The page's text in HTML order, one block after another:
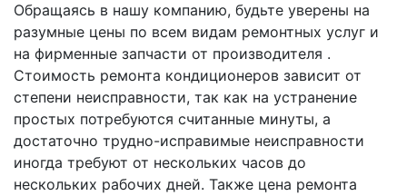
Обращаясь в нашу компанию, будьте уверены на
разумные цены по всем видам ремонтных услуг и
на фирменные запчасти от производителя .
Стоимость ремонта кондиционеров зависит от
степени неисправности, так как на устранение
простых потребуются считанные минуты, а
достаточно трудно-исправимые неисправности
иногда требуют от нескольких часов до
нескольких рабочих дней. Также цена ремонта